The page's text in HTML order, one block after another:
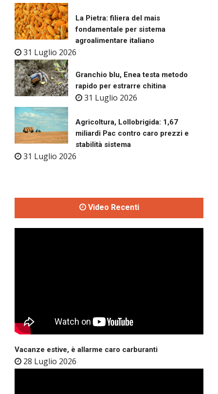
La Pietra: filiera del mais
fondamentale per sistema
agroalimentare italiano
31 Luglio 2026
Granchio blu, Enea testa metodo
rapido per estrarre chitina
31 Luglio 2026
Agricoltura, Lollobrigida: 1,67
miliardi Pac contro caro prezzi e
stabilità sistema
31 Luglio 2026
Video Recenti
Vacanze estive, è allarme caro carburanti
28 Luglio 2026